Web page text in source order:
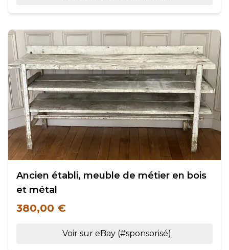
Ancien établi, meuble de métier en bois
et métal
380,00 €
Voir sur eBay (#sponsorisé)